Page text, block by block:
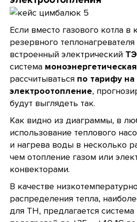
Если вместо газового котла в
резервного
встроенный электрический
система моноэнергетическая
рассчитываться по тарифу на
электроотопление,
будут выглядеть так.
Как видно из диаграммы, в
использование теплового
и нагрева воды в несколько
чем отопление газом или
конвекторами.
В качестве
распределения тепла,
для ТН, предлагается система